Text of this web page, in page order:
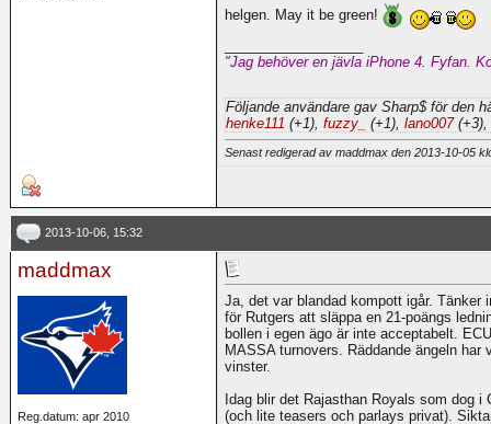
helgen. May it be green!
"Jag behöver en jävla iPhone 4. Fyfan.
Följande användare gav Sharp$ för den
henke111 (+1), fuzzy_ (+1), lano007(+3),
Senast redigerad av maddmax den 2013-10-05
2013-10-06, 15:32
maddmax
Reg.datum: apr 2010
Ja, det var blandad kompott igår. Tänker
för Rutgers att släppa en 21-poängs
bollen i egen ägo är inte acceptabelt.
MASSA turnovers. Räddande ängeln
vinster.
Idag blir det Rajasthan Royals som dog
(och lite teasers och parlays privat).